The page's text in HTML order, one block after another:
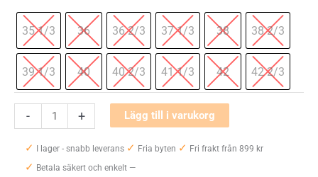
35 1/3 36 36 2/3 37 1/3 38 38 2/3
39 1/3 40 40 2/3 41 1/3 42 42 2/3
-
One
One
Clifton
+ Lägg till i varukorg
✓ I lager - snabb leverans ✓ Fria byten ✓ Fri frakt från 899 kr
✓ Betala säkert och enkelt —